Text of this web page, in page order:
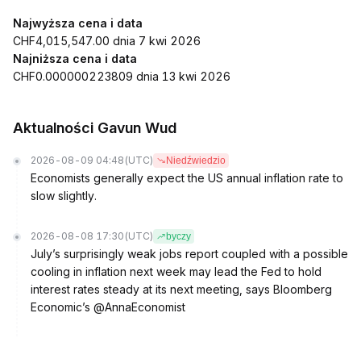
Najwyższa cena i data
CHF4,015,547.00 dnia 7 kwi 2026
Najniższa cena i data
CHF0.000000223809 dnia 13 kwi 2026
Aktualności Gavun Wud
2026-08-09 04:48 (UTC) Niedźwiedzio
Economists generally expect the US annual inflation rate to
slow slightly.
2026-08-08 17:30 (UTC) byczy
July’s surprisingly weak jobs report coupled with a possible
cooling in inflation next week may lead the Fed to hold
interest rates steady at its next meeting, says Bloomberg
Economic’s @AnnaEconomist